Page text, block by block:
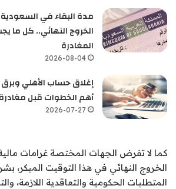
مدة البقاء في السعودية
الخروج النهائي.. كل ما
المغادرة
2026-08-04
إغلاق حساب الأهلي وبرق
أهم الخطوات قبل
2026-07-27
كما لا تفرض الجهات المختصة غرامات مالية
الخروج النهائي في هذا التوقيت المبكر،
المتطلبات الحكومية والتعاقدية اللازمة،